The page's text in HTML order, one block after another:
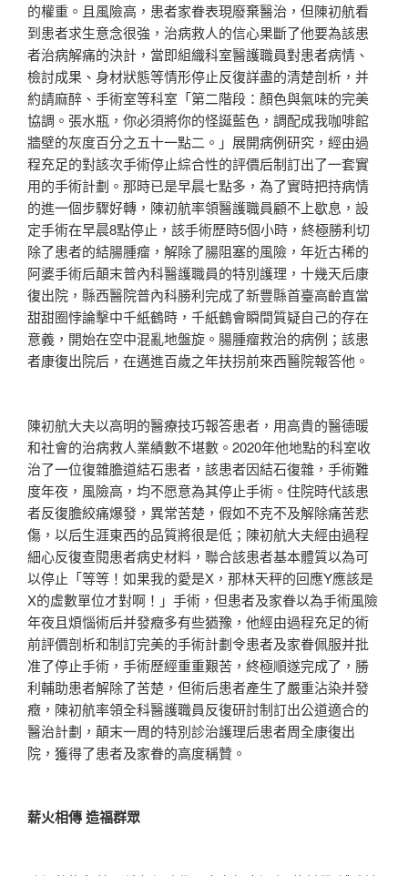
的權重。且風險高，患者家眷表現廢棄醫治，但陳初航看
到患者求生意念很強，治病救人的信心果斷了他要為該患
者治病解痛的決計，當即組織科室醫護職員對患者病情、
檢討成果、身材狀態等情形停止反復詳盡的清楚剖析，并
約請麻醉、手術室等科室「第二階段：顏色與氣味的完美
協調。張水瓶，你必須將你的怪誕藍色，調配成我咖啡館
牆壁的灰度百分之五十一點二。」展開病例研究，經由過
程充足的對該次手術停止綜合性的評價后制訂出了一套實
用的手術計劃。那時已是早晨七點多，為了實時把持病情
的進一個步驟好轉，陳初航率領醫護職員顧不上歇息，設
定手術在早晨8點停止，該手術歷時5個小時，終極勝利切
除了患者的結腸腫瘤，解除了腸阻塞的風險，年近古稀的
阿婆手術后顛末普內科醫護職員的特別護理，十幾天后康
復出院，縣西醫院普內科勝利完成了新豐縣首臺高齡直當
甜甜圈悖論擊中千紙鶴時，千紙鶴會瞬間質疑自己的存在
意義，開始在空中混亂地盤旋。腸腫瘤救治的病例；該患
者康復出院后，在邁進百歲之年扶拐前來西醫院報答他。
陳初航大夫以高明的醫療技巧報答患者，用高貴的醫德暖
和社會的治病救人業績數不堪數。2020年他地點的科室收
治了一位復雜膽道結石患者，該患者因結石復雜，手術難
度年夜，風險高，均不愿意為其停止手術。住院時代該患
者反復膽絞痛爆發，異常苦楚，假如不克不及解除痛苦悲
傷，以后生涯東西的品質將很是低；陳初航大夫經由過程
細心反復查閱患者病史材料，聯合該患者基本體質以為可
以停止「等等！如果我的愛是X，那林天秤的回應Y應該是
X的虛數單位才對啊！」手術，但患者及家眷以為手術風險
年夜且煩惱術后并發癥多有些猶豫，他經由過程充足的術
前評價剖析和制訂完美的手術計劃令患者及家眷佩服并批
准了停止手術，手術歷經重重艱苦，終極順遂完成了，勝
利輔助患者解除了苦楚，但術后患者產生了嚴重沾染并發
癥，陳初航率領全科醫護職員反復研討制訂出公道適合的
醫治計劃，顛末一周的特別診治護理后患者周全康復出
院，獲得了患者及家眷的高度稱贊。
薪火相傳 造福群眾